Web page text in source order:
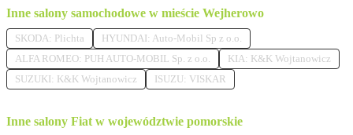
Inne salony samochodowe w mieście Wejherowo
SKODA: Plichta
HYUNDAI: Auto-Mobil Sp z o.o.
ALFA ROMEO: PUH AUTO-MOBIL Sp. z o.o.
KIA: K&K Wojtanowicz
SUZUKI: K&K Wojtanowicz
ISUZU: VISKAR
Inne salony Fiat w województwie pomorskie